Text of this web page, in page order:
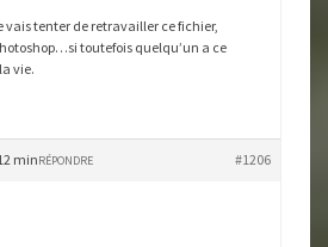
vais tenter de retravailler ce fichier,
toutefois quelqu’un a ce
vie.
min #1206
RÉPONDRE